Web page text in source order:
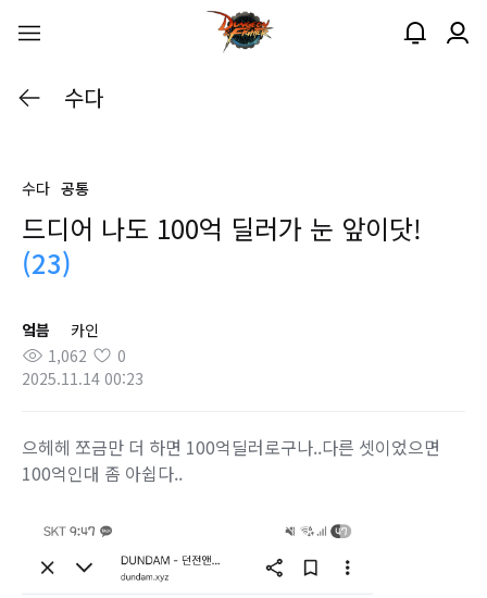
수다
수다 공통
드디어 나도 100억 딜러가 눈 앞이닷!
(23)
엌븜
카인
1,062
0
2025.11.14 00:23
으헤헤 쪼금만 더 하면 100억딜러로구나..다른 셋이었으면
100억인대 좀 아쉽다..